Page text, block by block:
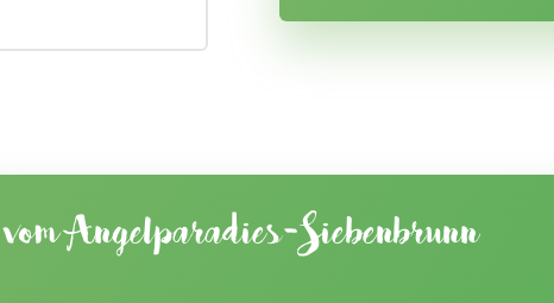
Angelparadies-Siebenbrunn